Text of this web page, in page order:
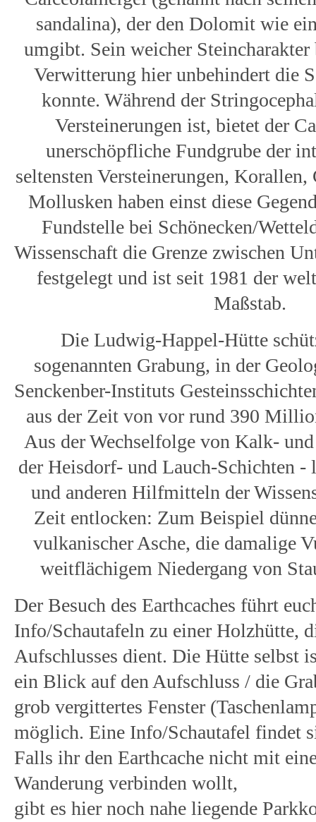
sandalina), der den Dolomit wie
umgibt. Sein weicher Steincharakter
Verwitterung hier unbehindert die
konnte. Während der
Versteinerungen ist, bietet der
unerschöpfliche Fundgrube der
seltensten Versteinerungen,
Mollusken haben einst diese
Fundstelle bei Schönecken/
Wissenschaft die Grenze zwischen
festgelegt und ist seit 1981 der
Maßstab.
Die Ludwig-Happel-Hütte
sogenannten Grabung, in der
Senckenber-Instituts
aus der Zeit von vor rund 390
Aus der Wechselfolge von Kalk-
der Heisdorf- und Lauch-Schichten
und anderen Hilfmitteln der
Zeit entlocken: Zum Beispiel
vulkanischer Asche, die damalige
weitflächigem Niedergang von
Der Besuch des Earthcaches führt
Info/Schautafeln zu einer Holzhütte,
Aufschlusses dient. Die Hütte selbst
ein Blick auf den Aufschluss / die
grob vergittertes Fenster
möglich. Eine Info/Schautafel findet
Falls ihr den Earthcache nicht mit
Wanderung verbinden wollt,
gibt es hier noch nahe liegende